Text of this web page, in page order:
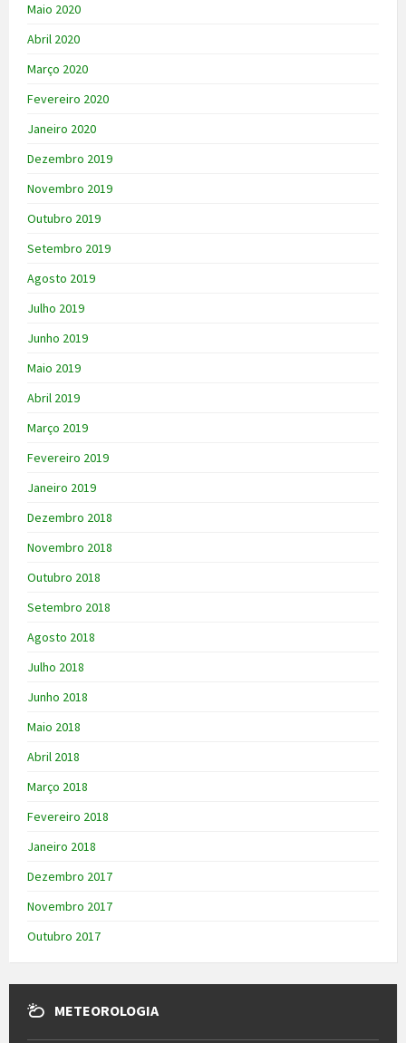
Maio 2020
Abril 2020
Março 2020
Fevereiro 2020
Janeiro 2020
Dezembro 2019
Novembro 2019
Outubro 2019
Setembro 2019
Agosto 2019
Julho 2019
Junho 2019
Maio 2019
Abril 2019
Março 2019
Fevereiro 2019
Janeiro 2019
Dezembro 2018
Novembro 2018
Outubro 2018
Setembro 2018
Agosto 2018
Julho 2018
Junho 2018
Maio 2018
Abril 2018
Março 2018
Fevereiro 2018
Janeiro 2018
Dezembro 2017
Novembro 2017
Outubro 2017
METEOROLOGIA